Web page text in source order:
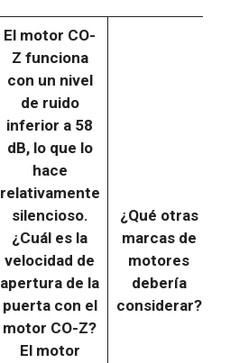
El motor CO-
Z funciona
con un nivel
de ruido
inferior a 58
dB, lo que lo
hace
relativamente
silencioso.
¿Cuál es la
velocidad de
apertura de la
puerta con el
motor CO-Z?
El motor
¿Qué otras
marcas de
motores
debería
considerar?